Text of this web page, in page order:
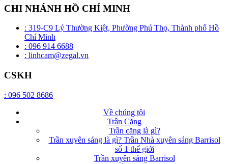
CHI NHÁNH HỒ CHÍ MINH
: 319-C9 Lý Thường Kiệt, Phường Phú Thọ, Thành phố Hồ
Chí Minh
: 096 914 6688
: linhcam@zegal.vn
CSKH
: 096 502 8686
Về chúng tôi
Trần Căng
Trần căng là gì?
Trần xuyên sáng là gì? Trần Nhà xuyên sáng Barrisol
số 1 thế giới
Trần xuyên sáng Barrisol